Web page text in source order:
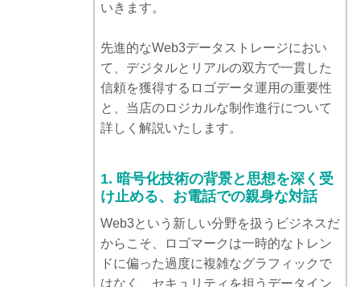
いきます。
先進的なWeb3データストレージにおい
て、デジタルとリアルの双方で一貫した
信頼を獲得するロゴデータ運用の重要性
と、当店のロジカルな制作進行について
詳しく解説いたします。
1. 暗号化技術の背景と思想を深く受
け止める、お電話での親身な対話
Web3という新しい分野を扱うビジネスだ
からこそ、ロゴマークは一時的なトレン
ドに偏った過度に複雑なグラフィックで
はなく、セキュリティを担うデータイン